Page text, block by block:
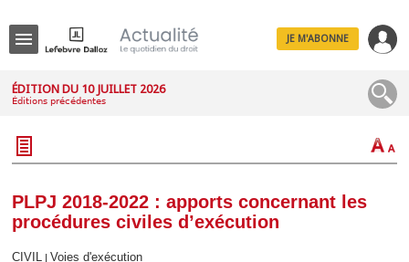
JE M'ABONNE
ÉDITION DU 10 JUILLET 2026
Éditions précédentes
PLPJ 2018-2022 : apports concernant les
procédures civiles d’exécution
CIVIL
Voies d'exécution